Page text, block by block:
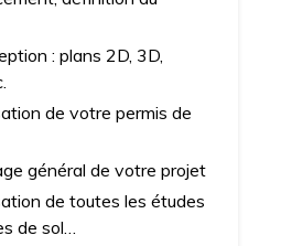
: plans 2D, 3D,
de votre permis de
général de votre projet
de toutes les études
de sol…